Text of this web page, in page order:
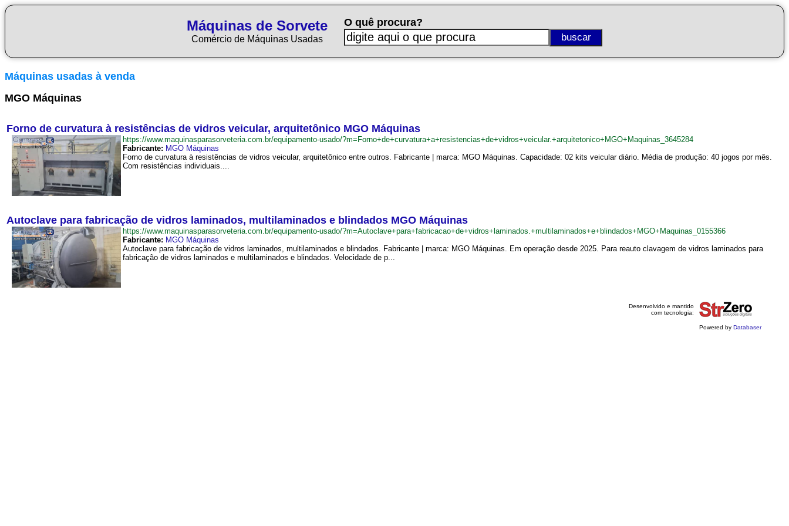
Máquinas de Sorvete
Comércio de Máquinas Usadas
O quê procura?
Máquinas usadas à venda
MGO Máquinas
Forno de curvatura à resistências de vidros veicular, arquitetônico MGO Máquinas
https://www.maquinasparasorveteria.com.br/equipamento-usado/?m=Forno+de+curvatura+a+resistencias+de+vidros+veicular.+arquitetonico+MGO+Maquinas_3645284
Fabricante: MGO Máquinas
Forno de curvatura à resistências de vidros veicular, arquitetônico entre outros. Fabricante | marca: MGO Máquinas. Capacidade: 02 kits veicular diário. Média de produção: 40 jogos por mês.
Com resistências individuais....
Autoclave para fabricação de vidros laminados, multilaminados e blindados MGO Máquinas
https://www.maquinasparasorveteria.com.br/equipamento-usado/?m=Autoclave+para+fabricacao+de+vidros+laminados.+multilaminados+e+blindados+MGO+Maquinas_0155366
Fabricante: MGO Máquinas
Autoclave para fabricação de vidros laminados, multilaminados e blindados. Fabricante | marca: MGO Máquinas. Em operação desde 2025. Para reauto clavagem de vidros laminados para
fabricação de vidros laminados e multilaminados e blindados. Velocidade de p...
Desenvolvido e mantido
com tecnologia:
Powered by Databaser